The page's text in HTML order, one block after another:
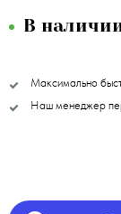
В
Максимально
Наш менеджер